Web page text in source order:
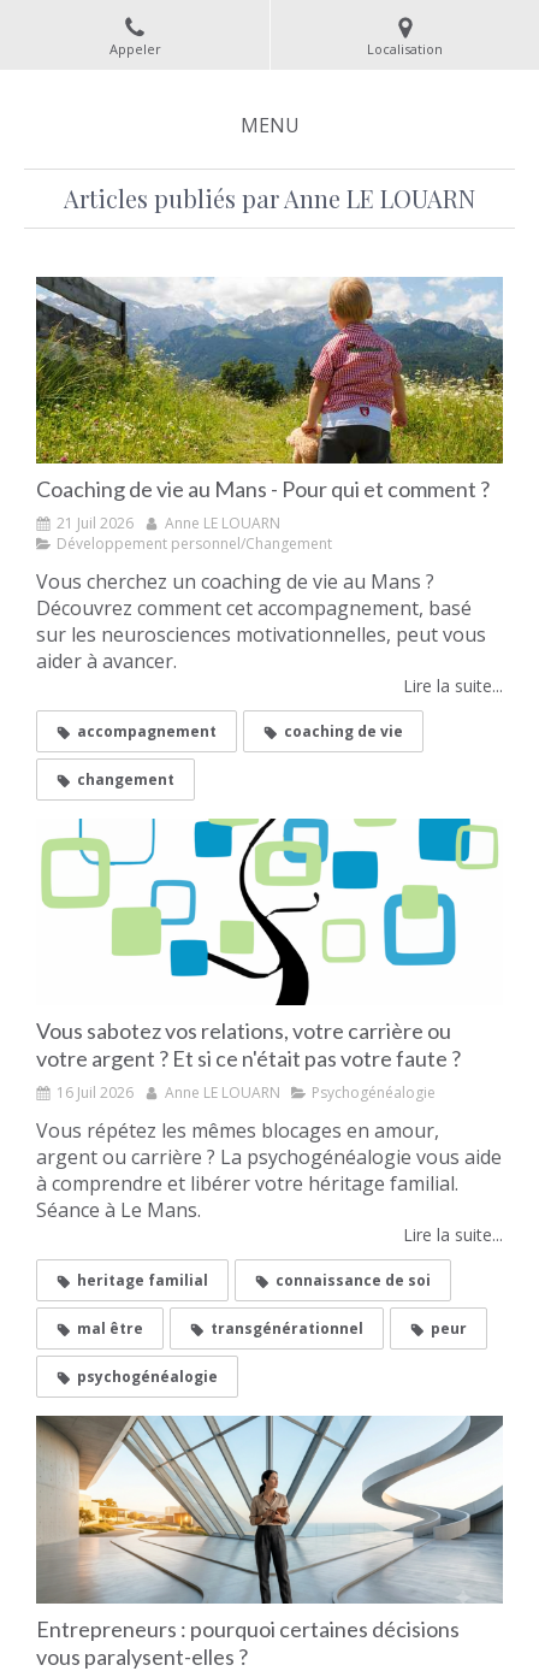
Appeler Localisation
MENU
Articles publiés par Anne LE LOUARN
Coaching de vie au Mans - Pour qui et comment ?
21 Juil 2026
Anne LE LOUARN
Développement personnel/Changement
Vous cherchez un coaching de vie au Mans ?
Découvrez comment cet accompagnement, basé
sur les neurosciences motivationnelles, peut vous
aider à avancer.
Lire la suite...
accompagnement coaching de vie
changement
Vous sabotez vos relations, votre carrière ou
votre argent ? Et si ce n'était pas votre faute ?
16 Juil 2026 Anne LE LOUARN Psychogénéalogie
Vous répétez les mêmes blocages en amour,
argent ou carrière ? La psychogénéalogie vous aide
à comprendre et libérer votre héritage familial.
Séance à Le Mans.
Lire la suite...
heritage familial connaissance de soi
mal être transgénérationnel peur
psychogénéalogie
Entrepreneurs : pourquoi certaines décisions
vous paralysent-elles ?